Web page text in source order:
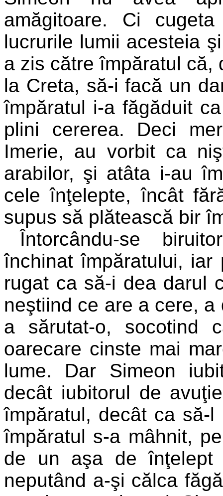
amăgitoare. Ci
lucrurile lumii acesteia
a zis către împăratul că,
la Creta, să-i facă un
împăratul i-a făgăduit
plini cererea. Deci
Imerie, au vorbit ca
arabilor, şi atâta i-au
cele înţelepte, încât
supus să plătească bir
Întorcându-se
închinat împăratului, iar
rugat ca să-i dea darul
neştiind ce are a cere,
a sărutat-o,
oarecare cinste mai
lume. Dar Simeon
decât iubitorul de
împăratul, decât ca să-
împăratul s-a mâhnit,
de un aşa de înţelept
neputând a-şi călca